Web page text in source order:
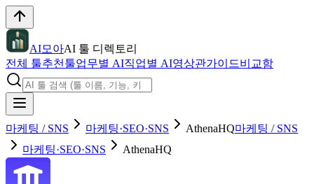
AI모아AI 툴 디렉토리
전체 툴추천툴업무별 AI직업별 AI영상관가이드비교함
마케팅 / SNS 마케팅·SEO·SNS AthenaHQ마케팅 / SNS
마케팅·SEO·SNS
AthenaHQ